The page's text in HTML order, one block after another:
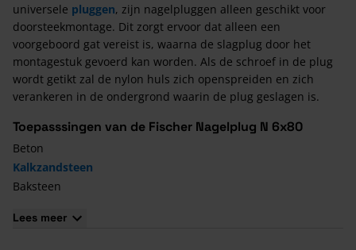
universele pluggen, zijn nagelpluggen alleen geschikt voor
doorsteekmontage. Dit zorgt ervoor dat alleen een
voorgeboord gat vereist is, waarna de slagplug door het
montagestuk gevoerd kan worden. Als de schroef in de plug
wordt getikt zal de nylon huls zich openspreiden en zich
verankeren in de ondergrond waarin de plug geslagen is.
Toepasssingen van de Fischer Nagelplug N 6x80
Beton
Kalkzandsteen
Baksteen
Cellenbeton
Lees meer